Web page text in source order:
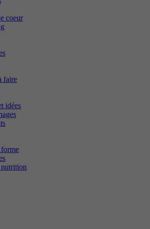
coeur
faire
idées
nutrition